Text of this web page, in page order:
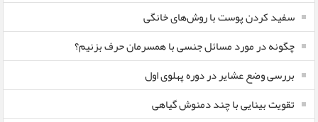
سفید کردن پوست با روش‌های خانگی
چگونه در مورد مسائل جنسی با همسرمان حرف بزنیم؟
بررسی وضع عشایر در دوره پهلوی اول
تقویت بینایی با چند دمنوش گیاهی